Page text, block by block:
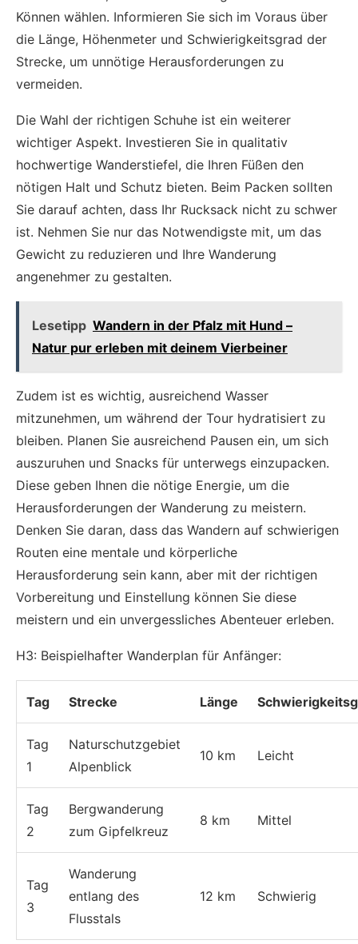
Können wählen. Informieren Sie sich im Voraus über
die Länge, Höhenmeter und Schwierigkeitsgrad der
Strecke, um unnötige Herausforderungen zu
vermeiden.
Die Wahl der richtigen Schuhe ist ein weiterer
wichtiger Aspekt. Investieren Sie in qualitativ
hochwertige Wanderstiefel, die Ihren Füßen den
nötigen Halt und Schutz bieten. Beim Packen sollten
Sie darauf achten, dass Ihr Rucksack nicht zu schwer
ist. Nehmen Sie nur das Notwendigste mit, um das
Gewicht zu reduzieren und Ihre Wanderung
angenehmer zu gestalten.
Lesetipp Wandern in der Pfalz mit Hund –
Natur pur erleben mit deinem Vierbeiner
Zudem ist es wichtig, ausreichend Wasser
mitzunehmen, um während der Tour hydratisiert zu
bleiben. Planen Sie ausreichend Pausen ein, um sich
auszuruhen und Snacks für unterwegs einzupacken.
Diese geben Ihnen die nötige Energie, um die
Herausforderungen der Wanderung zu meistern.
Denken Sie daran, dass das Wandern auf schwierigen
Routen eine mentale und körperliche
Herausforderung sein kann, aber mit der richtigen
Vorbereitung und Einstellung können Sie diese
meistern und ein unvergessliches Abenteuer erleben.
H3: Beispielhafter Wanderplan für Anfänger:
Tag Strecke Länge
Tag
1
Naturschutzgebiet
Alpenblick
10 km Leicht
Tag
2
Bergwanderung
zum Gipfelkreuz
8 km Mittel
Tag
3
Wanderung
entlang des
Flusstals
12 km Schwierig